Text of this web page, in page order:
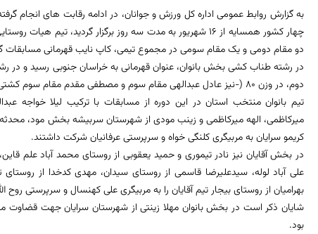
چهار کشور همسایه از 16 شهریور به مدت سه روز برگزار گردید،
دو مقام دومی و یک مقام سومی در مجموع تیمی، کاپ نایب قهرمانی مسابقات
دوم، در وزن 80
-)نیز عادل عبدالهی مقام سوم و مصطفی مقدم مقام سوم کشتی در وزن (90+تا 110)
تیم بانوان منتخب استان در این دوره از مسابقات با ترکیب لیلا خواجه
میرکاظمی، الهه میرکاظمی و زینب مودی از شهرستان سربیشه بخش مود،
کریمو سرایان به مربیگری کلنگی خواه و سرپرستی عرفانیان شرکت داشتند.
در بخش آقایان نیز نادر تیموری و حمید یعقوبی از روستای محمد آباد علم
علی آباد لوله، سیدعلیرضا قاسمی از روستای سیدان، مهدی کدخدا از
بهرامیان از روستای بیجار تیم آقایان را به مربیگری علی کهنسال و سرپرستی روح
شایان ذکر است در بخش بانوان مهلا زینتی از شهرستان سرایان جهت
بود.